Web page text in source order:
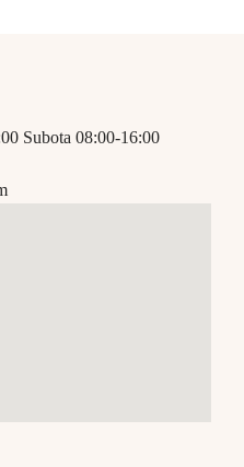
Subota 08:00-16:00